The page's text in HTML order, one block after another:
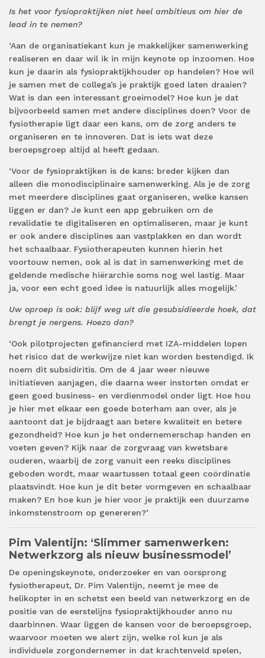
Is het voor fysiopraktijken niet heel ambitieus om hier de
lead in te nemen?
‘Aan de organisatiekant kun je makkelijker samenwerking
realiseren en daar wil ik in mijn keynote op inzoomen. Hoe
kun je daarin als fysiopraktijkhouder op handelen? Hoe wil
je samen met de collega’s je praktijk goed laten draaien?
Wat is dan een interessant groeimodel? Hoe kun je dat
bijvoorbeeld samen met andere disciplines doen? Voor de
fysiotherapie ligt daar een kans, om de zorg anders te
organiseren en te innoveren. Dat is iets wat deze
beroepsgroep altijd al heeft gedaan.
‘Voor de fysiopraktijken is de kans: breder kijken dan
alleen die monodisciplinaire samenwerking. Als je de zorg
met meerdere disciplines gaat organiseren, welke kansen
liggen er dan? Je kunt een app gebruiken om de
revalidatie te digitaliseren en optimaliseren, maar je kunt
er ook andere disciplines aan vastplakken en dan wordt
het schaalbaar. Fysiotherapeuten kunnen hierin het
voortouw nemen, ook al is dat in samenwerking met de
geldende medische hiërarchie soms nog wel lastig. Maar
ja, voor een echt goed idee is natuurlijk alles mogelijk.’
Uw oproep is ook: blijf weg uit die gesubsidieerde hoek, dat
brengt je nergens. Hoezo dan?
‘Ook pilotprojecten gefinancierd met IZA-middelen lopen
het risico dat de werkwijze niet kan worden bestendigd. Ik
noem dit subsidiritis. Om de 4 jaar weer nieuwe
initiatieven aanjagen, die daarna weer instorten omdat er
geen goed business- en verdienmodel onder ligt. Hoe hou
je hier met elkaar een goede boterham aan over, als je
aantoont dat je bijdraagt aan betere kwaliteit en betere
gezondheid? Hoe kun je het ondernemerschap handen en
voeten geven? Kijk naar de zorgvraag van kwetsbare
ouderen, waarbij de zorg vanuit een reeks disciplines
geboden wordt, maar waartussen totaal geen coördinatie
plaatsvindt. Hoe kun je dit beter vormgeven en schaalbaar
maken? En hoe kun je hier voor je praktijk een duurzame
inkomstenstroom op genereren?’
Pim Valentijn: ‘Slimmer samenwerken:
Netwerkzorg als nieuw businessmodel’
De openingskeynote, onderzoeker en van oorsprong
fysiotherapeut, Dr. Pim Valentijn, neemt je mee de
helikopter in en schetst een beeld van netwerkzorg en de
positie van de eerstelijns fysiopraktijkhouder anno nu
daarbinnen. Waar liggen de kansen voor de beroepsgroep,
waarvoor moeten we alert zijn, welke rol kun je als
individuele zorgondernemer in dat krachtenveld spelen,